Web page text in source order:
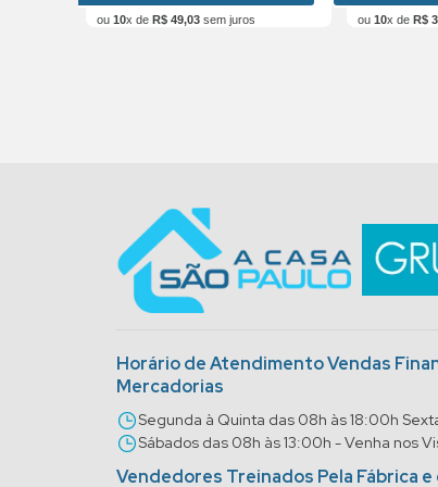
ou 10x de R$ 49,03 sem juros ou 10x de R$
Horário de Atendimento Vendas
Mercadorias
Segunda à Quinta das 08h às 18:00h
Sábados das 08h às 13:00h - Venha nos
Vendedores Treinados Pela Fábrica